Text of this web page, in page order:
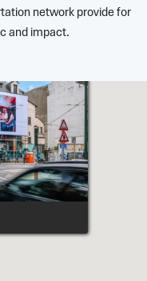
network provide for
and impact.